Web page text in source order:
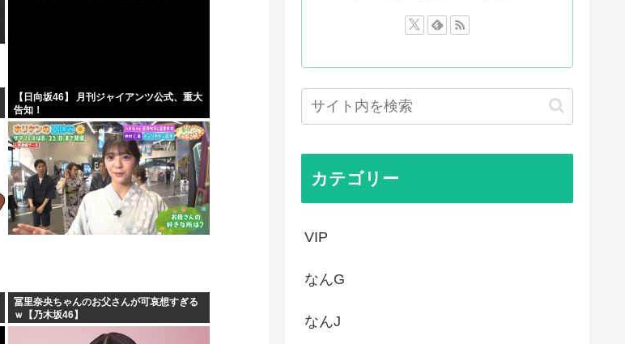
【画像】週刊少年ジャンプ、「ロクのおかしな家」とかいう微...
菅直人元総理、再評価されるwww
【正論】中国政府「日本は原爆の被害者面を辞め、原爆が落と...
拷問官「ヤニネコのキャラで抜け」
【日向坂46】 月刊ジャイアンツ公式、重大
告知！
冨里奈央ちゃんのお父さんが可哀想すぎる
ｗ【乃木坂46】
カテゴリー
VIP
なんG
なんJ